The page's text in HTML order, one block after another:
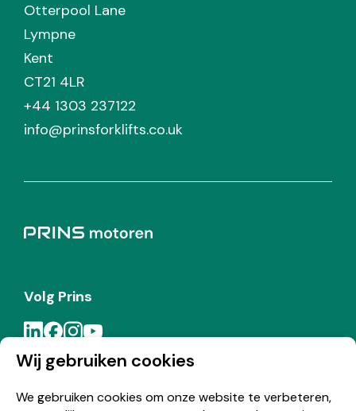
Wij gebruiken cookies
We gebruiken cookies om onze website te verbeteren,
Otterpool Lane
Lympne
Kent
CT21 4LR
+44 1303 237122
info@prinsforklifts.co.uk
Volg Prins
Meld je aan voor de Prins nieuwsbrief